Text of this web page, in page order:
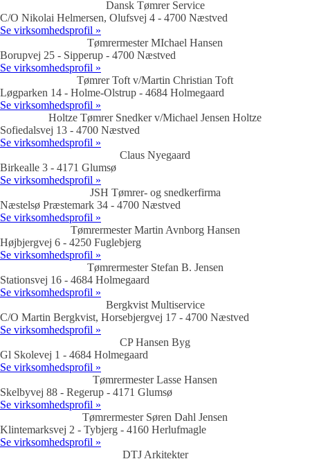
Dansk Tømrer Service
C/O Nikolai Helmersen, Olufsvej 4 - 4700 Næstved
Se virksomhedsprofil »
Tømrermester MIchael Hansen
Borupvej 25 - Sipperup - 4700 Næstved
Se virksomhedsprofil »
Tømrer Toft v/Martin Christian Toft
Løgparken 14 - Holme-Olstrup - 4684 Holmegaard
Se virksomhedsprofil »
Holtze Tømrer Snedker v/Michael Jensen Holtze
Sofiedalsvej 13 - 4700 Næstved
Se virksomhedsprofil »
Claus Nyegaard
Birkealle 3 - 4171 Glumsø
Se virksomhedsprofil »
JSH Tømrer- og snedkerfirma
Næstelsø Præstemark 34 - 4700 Næstved
Se virksomhedsprofil »
Tømrermester Martin Avnborg Hansen
Højbjergvej 6 - 4250 Fuglebjerg
Se virksomhedsprofil »
Tømrermester Stefan B. Jensen
Stationsvej 16 - 4684 Holmegaard
Se virksomhedsprofil »
Bergkvist Multiservice
C/O Martin Bergkvist, Horsebjergvej 17 - 4700 Næstved
Se virksomhedsprofil »
CP Hansen Byg
Gl Skolevej 1 - 4684 Holmegaard
Se virksomhedsprofil »
Tømrermester Lasse Hansen
Skelbyvej 88 - Regerup - 4171 Glumsø
Se virksomhedsprofil »
Tømrermester Søren Dahl Jensen
Klintemarksvej 2 - Tybjerg - 4160 Herlufmagle
Se virksomhedsprofil »
DTJ Arkitekter